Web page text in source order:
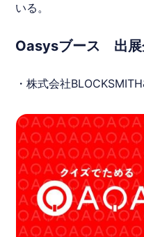
いる。
Oasysブース 出展
・株式会社